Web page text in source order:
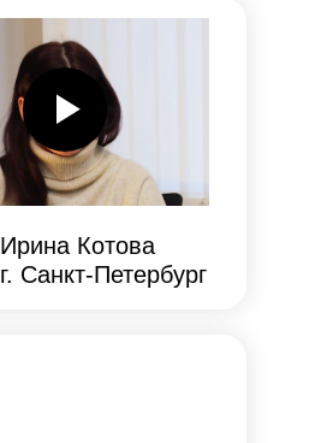
Ирина Котова
г. Санкт-Петербург